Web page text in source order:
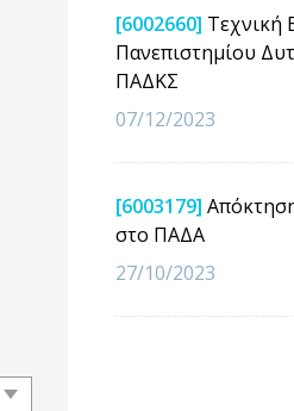
[6002660] Τεχνική
Πανεπιστημίου
ΠΑΔΚΣ
07/12/2023
[6003179]
στο ΠΑΔΑ
27/10/2023